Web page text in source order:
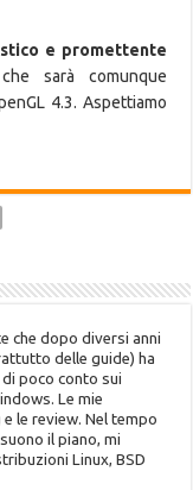
e promettente
sarà comunque
4.3. Aspettiamo
che dopo diversi anni
delle guide) ha
poco conto sui
Le mie
le review. Nel tempo
il piano, mi
Linux, BSD